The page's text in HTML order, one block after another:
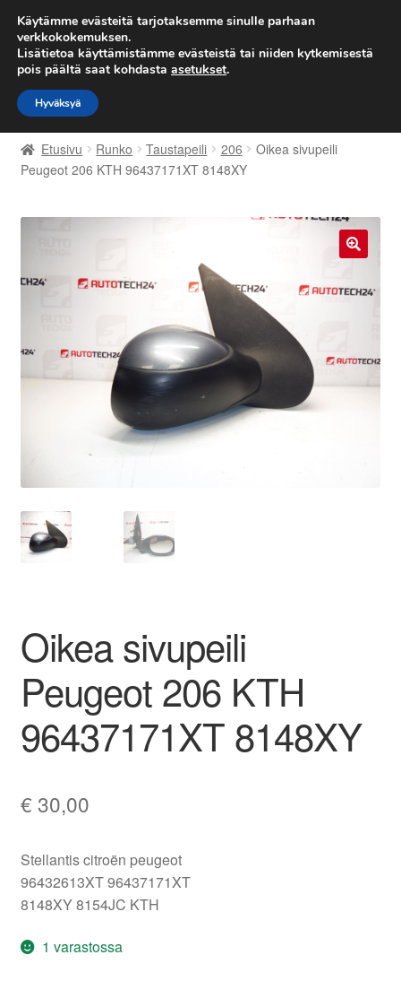
TOIMITUS alkaen 7 EUR
Siirry
navigointiin
Siirry
sisältöön
Etusivu
Kärry
Maksut
Ota yhteyttä
Tarkista
Tilini
Valitukset
Etusivu Runko Taustapeili 206
Oikea sivupeili
Peugeot 206 KTH 96437171XT 8148XY
Oikea sivupeili
Peugeot 206 KTH
96437171XT 8148XY
€ 30,00
Stellantis citroën peugeot
96432613XT 96437171XT
8148XY 8154JC KTH
1 varastossa
Käytämme evästeitä tarjotaksemme sinulle parhaan
verkkokokemuksen.
Lisätietoa käyttämistämme evästeistä tai niiden kytkemisestä
pois päältä saat kohdasta asetukset.
Hyväksyä